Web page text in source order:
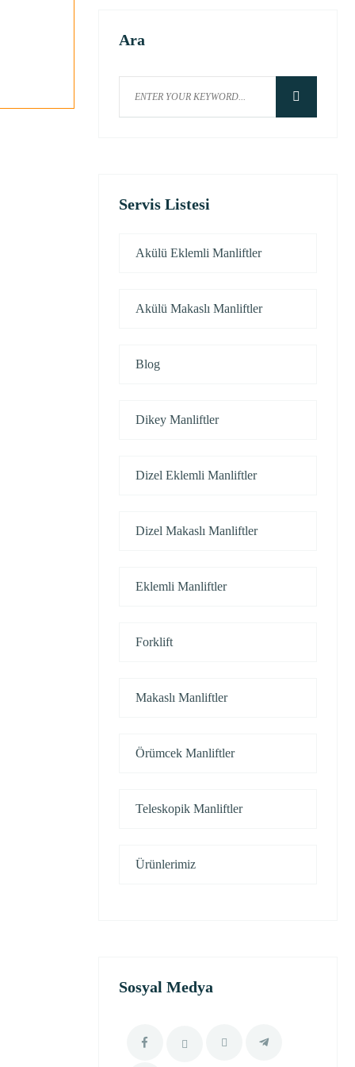
Ara
Servis Listesi
Akülü Eklemli Manliftler
Akülü Makaslı Manliftler
Blog
Dikey Manliftler
Dizel Eklemli Manliftler
Dizel Makaslı Manliftler
Eklemli Manliftler
Forklift
Makaslı Manliftler
Örümcek Manliftler
Teleskopik Manliftler
Ürünlerimiz
Sosyal Medya